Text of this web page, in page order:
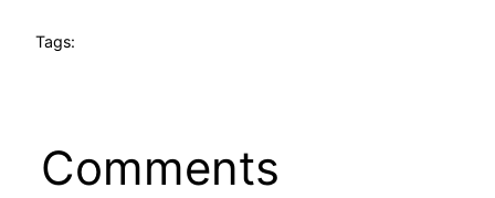
Tags:
Comments